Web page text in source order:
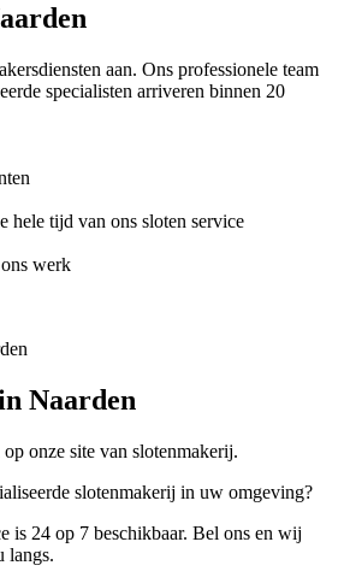
aan. Ons professionele team
specialisten arriveren binnen 20
hele tijd van ons sloten service
werk
Naarden
onze site van slotenmakerij.
slotenmakerij in uw omgeving?
is 24 op 7 beschikbaar. Bel ons en wij
langs.